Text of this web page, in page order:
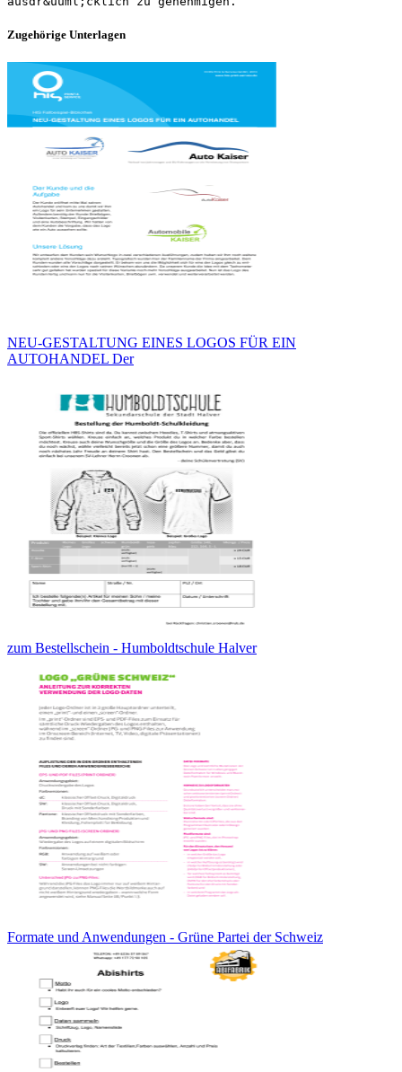
Zugehörige Unterlagen
NEU-GESTALTUNG EINES LOGOS FÜR EIN
AUTOHANDEL Der
zum Bestellschein - Humboldtschule Halver
Formate und Anwendungen - Grüne Partei der Schweiz